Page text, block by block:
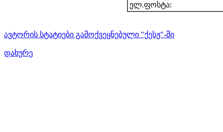
ელ.ფოსტა:
ავტორის სტატიები გამოქვეყნებული "ქესჟ"-ში
დახურე